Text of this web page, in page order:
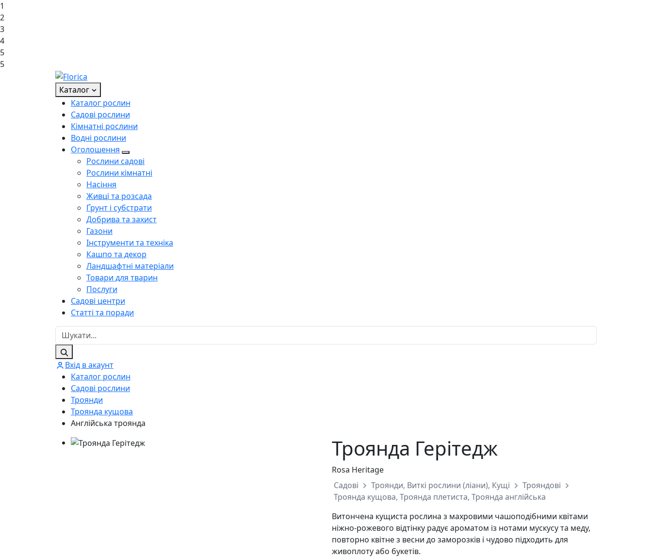
1
2
3
4
5
5
Каталог
Каталог рослин
Садові рослини
Кімнатні рослини
Водні рослини
Оголошення
Рослини садові
Рослини кімнатні
Насіння
Живці та розсада
Ґрунт і субстрати
Добрива та захист
Газони
Інструменти та техніка
Кашпо та декор
Ландшафтні матеріали
Товари для тварин
Послуги
Садові центри
Статті та поради
Вхід в акаунт
Каталог рослин
Садові рослини
Троянди
Троянда кущова
Англійська троянда
Троянда Герітедж
Rosa Heritage
Садові
Троянди, Виткі рослини (ліани), Кущі
Трояндові
Троянда кущова, Троянда плетиста, Троянда англійська
Витончена кущиста рослина з махровими чашоподібними квітами
ніжно-рожевого відтінку радує ароматом із нотами мускусу та меду,
повторно квітне з весни до заморозків і чудово підходить для
живоплоту або букетів.